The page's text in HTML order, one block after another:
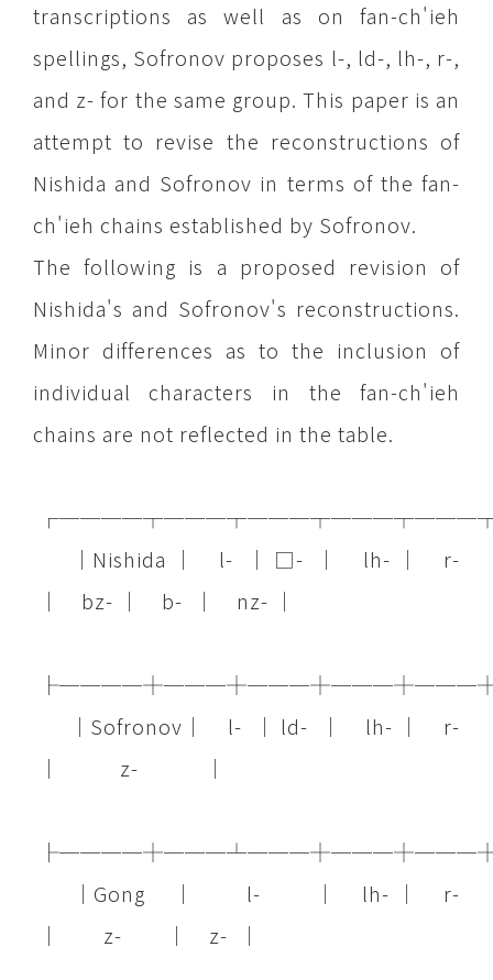
transcriptions as well as on fan-ch'ieh
spellings, Sofronov proposes l-, ld-, lh-, r-,
and z- for the same group. This paper is an
attempt to revise the reconstructions of
Nishida and Sofronov in terms of the fan-
ch'ieh chains established by Sofronov.
The following is a proposed revision of
Nishida's and Sofronov's reconstructions.
Minor differences as to the inclusion of
individual characters in the fan-ch'ieh
chains are not reflected in the table.
│Nishida │ l- │ □- │ lh- │ r-
│ bz- │ b- │ nz- │
│Sofronov│ l- │ ld- │ lh- │ r-
│ z- │
│Gong │ l- │ lh- │ r-
│ z- │ z- │